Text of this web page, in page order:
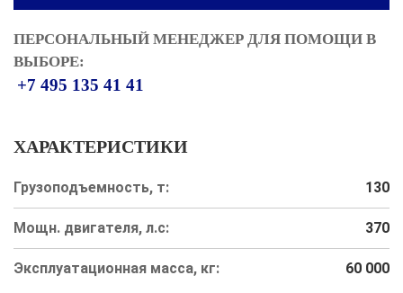
ПЕРСОНАЛЬНЫЙ МЕНЕДЖЕР ДЛЯ ПОМОЩИ В
ВЫБОРЕ:
+7 495 135 41 41
ХАРАКТЕРИСТИКИ
Грузоподъемность, т: 130
Мощн. двигателя, л.с: 370
Эксплуатационная масса, кг: 60 000